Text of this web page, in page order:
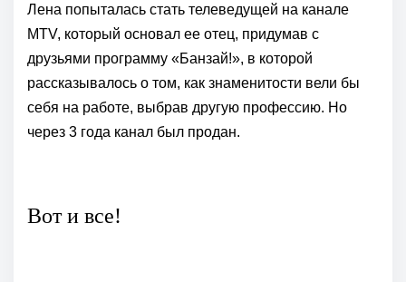
Лена попыталась стать телеведущей на канале
MTV, который основал ее отец, придумав с
друзьями программу «Банзай!», в которой
рассказывалось о том, как знаменитости вели бы
себя на работе, выбрав другую профессию. Но
через 3 года канал был продан.
Вот и все!